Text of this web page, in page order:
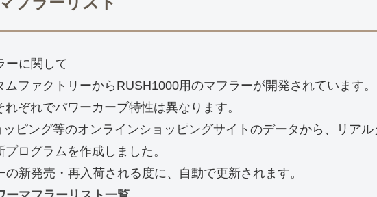
ーに関して
ムファクトリーからRUSH1000用のマフラーが開発されています。
ぞれでパワーカーブ特性は異なります。
ピング等のオンラインショッピングサイトのデータから、リア
ログラムを作成しました。
新発売・再入荷される度に、自動で更新されます。